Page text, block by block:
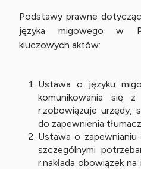
Podstawy prawne
języka migowego w
kluczowych aktów:
Ustawa o języku
komunikowania się
r.zobowiązuje urzędy,
do zapewnienia
Ustawa o
szczególnymi
r.nakłada obowiązek